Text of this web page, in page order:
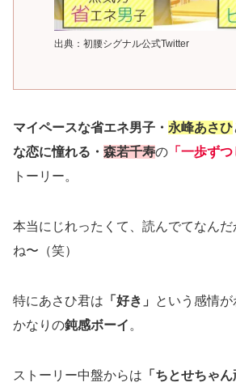
出典：初腰シグナル公式Twitter
マイペースな省エネ男子・ 永峰あさひ
な恋に憧れる・ 森若千寿の 「一歩ず
トーリー。
本当にじれったくて、読んでてなん
ね〜（笑）
特にあさひ君は 「好き」
という感情
かなりの鈍感ボーイ 。
ストーリー中盤からは 「ちとせちゃん